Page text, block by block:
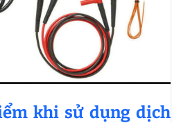
khi sử dụng dịch